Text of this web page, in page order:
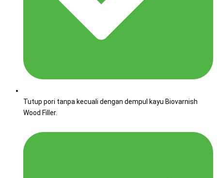
Tutup pori tanpa kecuali dengan dempul kayu Biovarnish
Wood Filler.